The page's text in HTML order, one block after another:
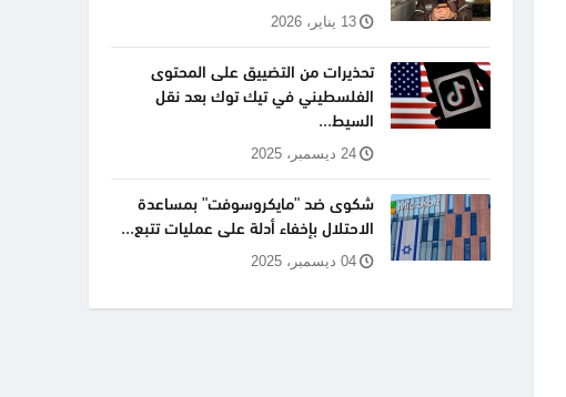
13 يناير، 2026
تحذيرات من التضييق على المحتوى
الفلسطيني في تيك توك بعد نقل
السيط...
24 ديسمبر، 2025
شكوى ضد "مايكروسوفت" بمساعدة
الاحتلال بإخفاء أدلة على عمليات تتبع...
04 ديسمبر، 2025